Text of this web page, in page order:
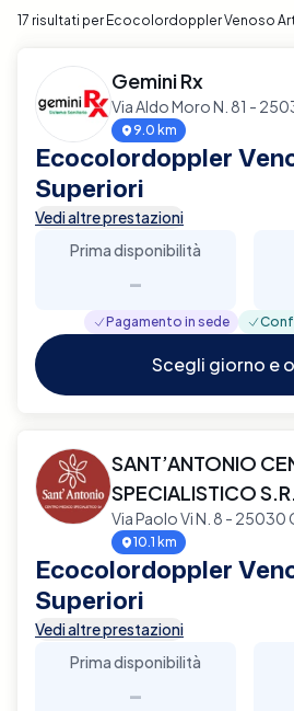
17 risultati per Ecocolordoppler Venoso
Gemini Rx
Via Aldo Moro N. 81 -
9.0 km
Ecocolordoppler
Superiori
Vedi altre prestazioni
Prima disponibilità
-
Pagamento in sede
Scegli giorno e
SANT’ANTONIO
SPECIALISTICO
Via Paolo Vi N. 8 -
10.1 km
Ecocolordoppler
Superiori
Vedi altre prestazioni
Prima disponibilità
-